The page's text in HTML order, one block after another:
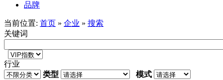
品牌
当前位置: 首页 » 企业 » 搜索
关键词
行业
类型
模式